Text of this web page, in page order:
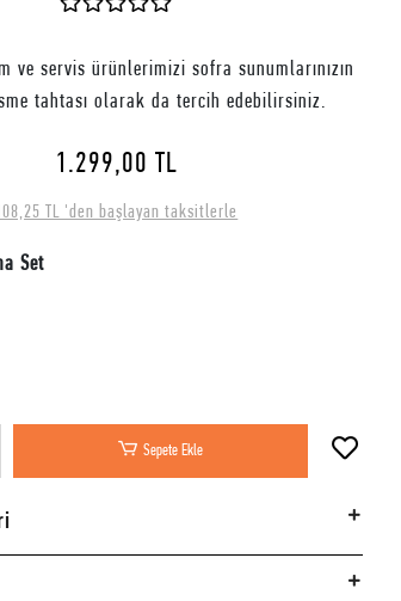
ve servis ürünlerimizi sofra sunumlarınızın
tahtası olarak da tercih edebilirsiniz.
1.299,00 TL
TL 'den başlayan taksitlerle
Set
Sepete Ekle